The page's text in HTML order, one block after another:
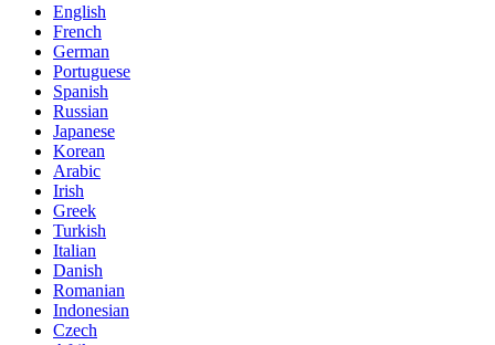
English
French
German
Portuguese
Spanish
Russian
Japanese
Korean
Arabic
Irish
Greek
Turkish
Italian
Danish
Romanian
Indonesian
Czech